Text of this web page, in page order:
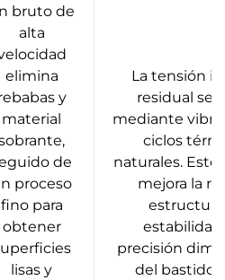
bruto de
alta
elimina
y
material
de
proceso
fino para
obtener
lisas y
La tensión
residual se
mediante
ciclos
naturales. Este
mejora la
estabilidad
precisión
del bastidor